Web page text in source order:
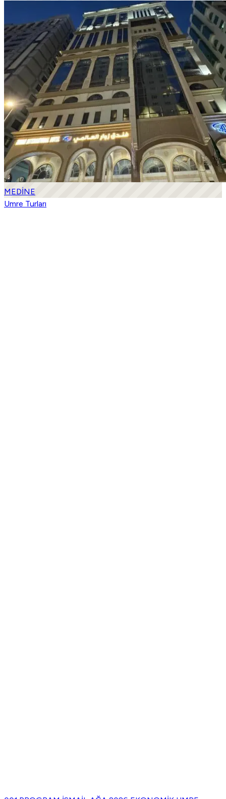
MEDİNE
Umre Turları